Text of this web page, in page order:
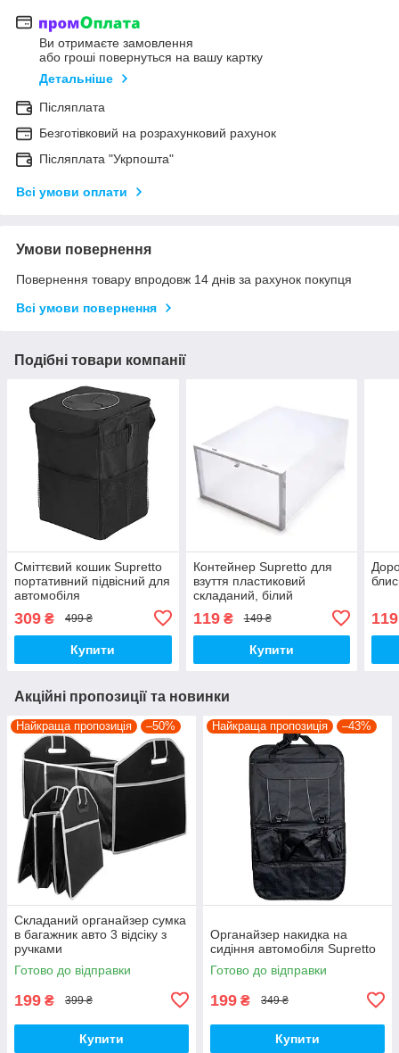
Ви отримаєте замовлення
або гроші повернуться на вашу картку
Детальніше
Післяплата
Безготівковий на розрахунковий рахунок
Післяплата "Укрпошта"
Всі умови оплати
Умови повернення
Повернення товару впродовж 14 днів за рахунок покупця
Всі умови повернення
Подібні товари компанії
Сміттєвий кошик Supretto
портативний підвісний для
автомобіля
309 ₴ 499 ₴
Купити
Контейнер Supretto для
взуття пластиковий
складаний, білий
119₴ 149 ₴
Купити
119
Акційні пропозиції та новинки
Найкраща пропозиція –50%
Складаний органайзер сумка
в багажник авто 3 відсіку з
ручками
Готово до відправки
199 ₴ 399 ₴
Купити
Найкраща пропозиція –43%
Органайзер накидка на
сидіння автомобіля Supretto
Готово до відправки
199 ₴ 349 ₴
Купити